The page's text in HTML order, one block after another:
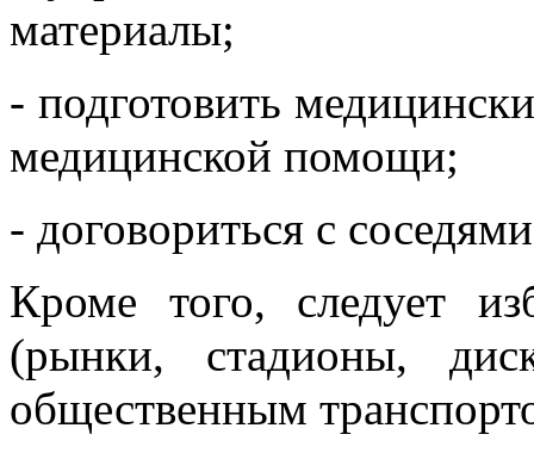
материалы;
- подготовить
медицинской помощи;
- договориться с
Кроме того, следует
(рынки, стадионы,
общественным